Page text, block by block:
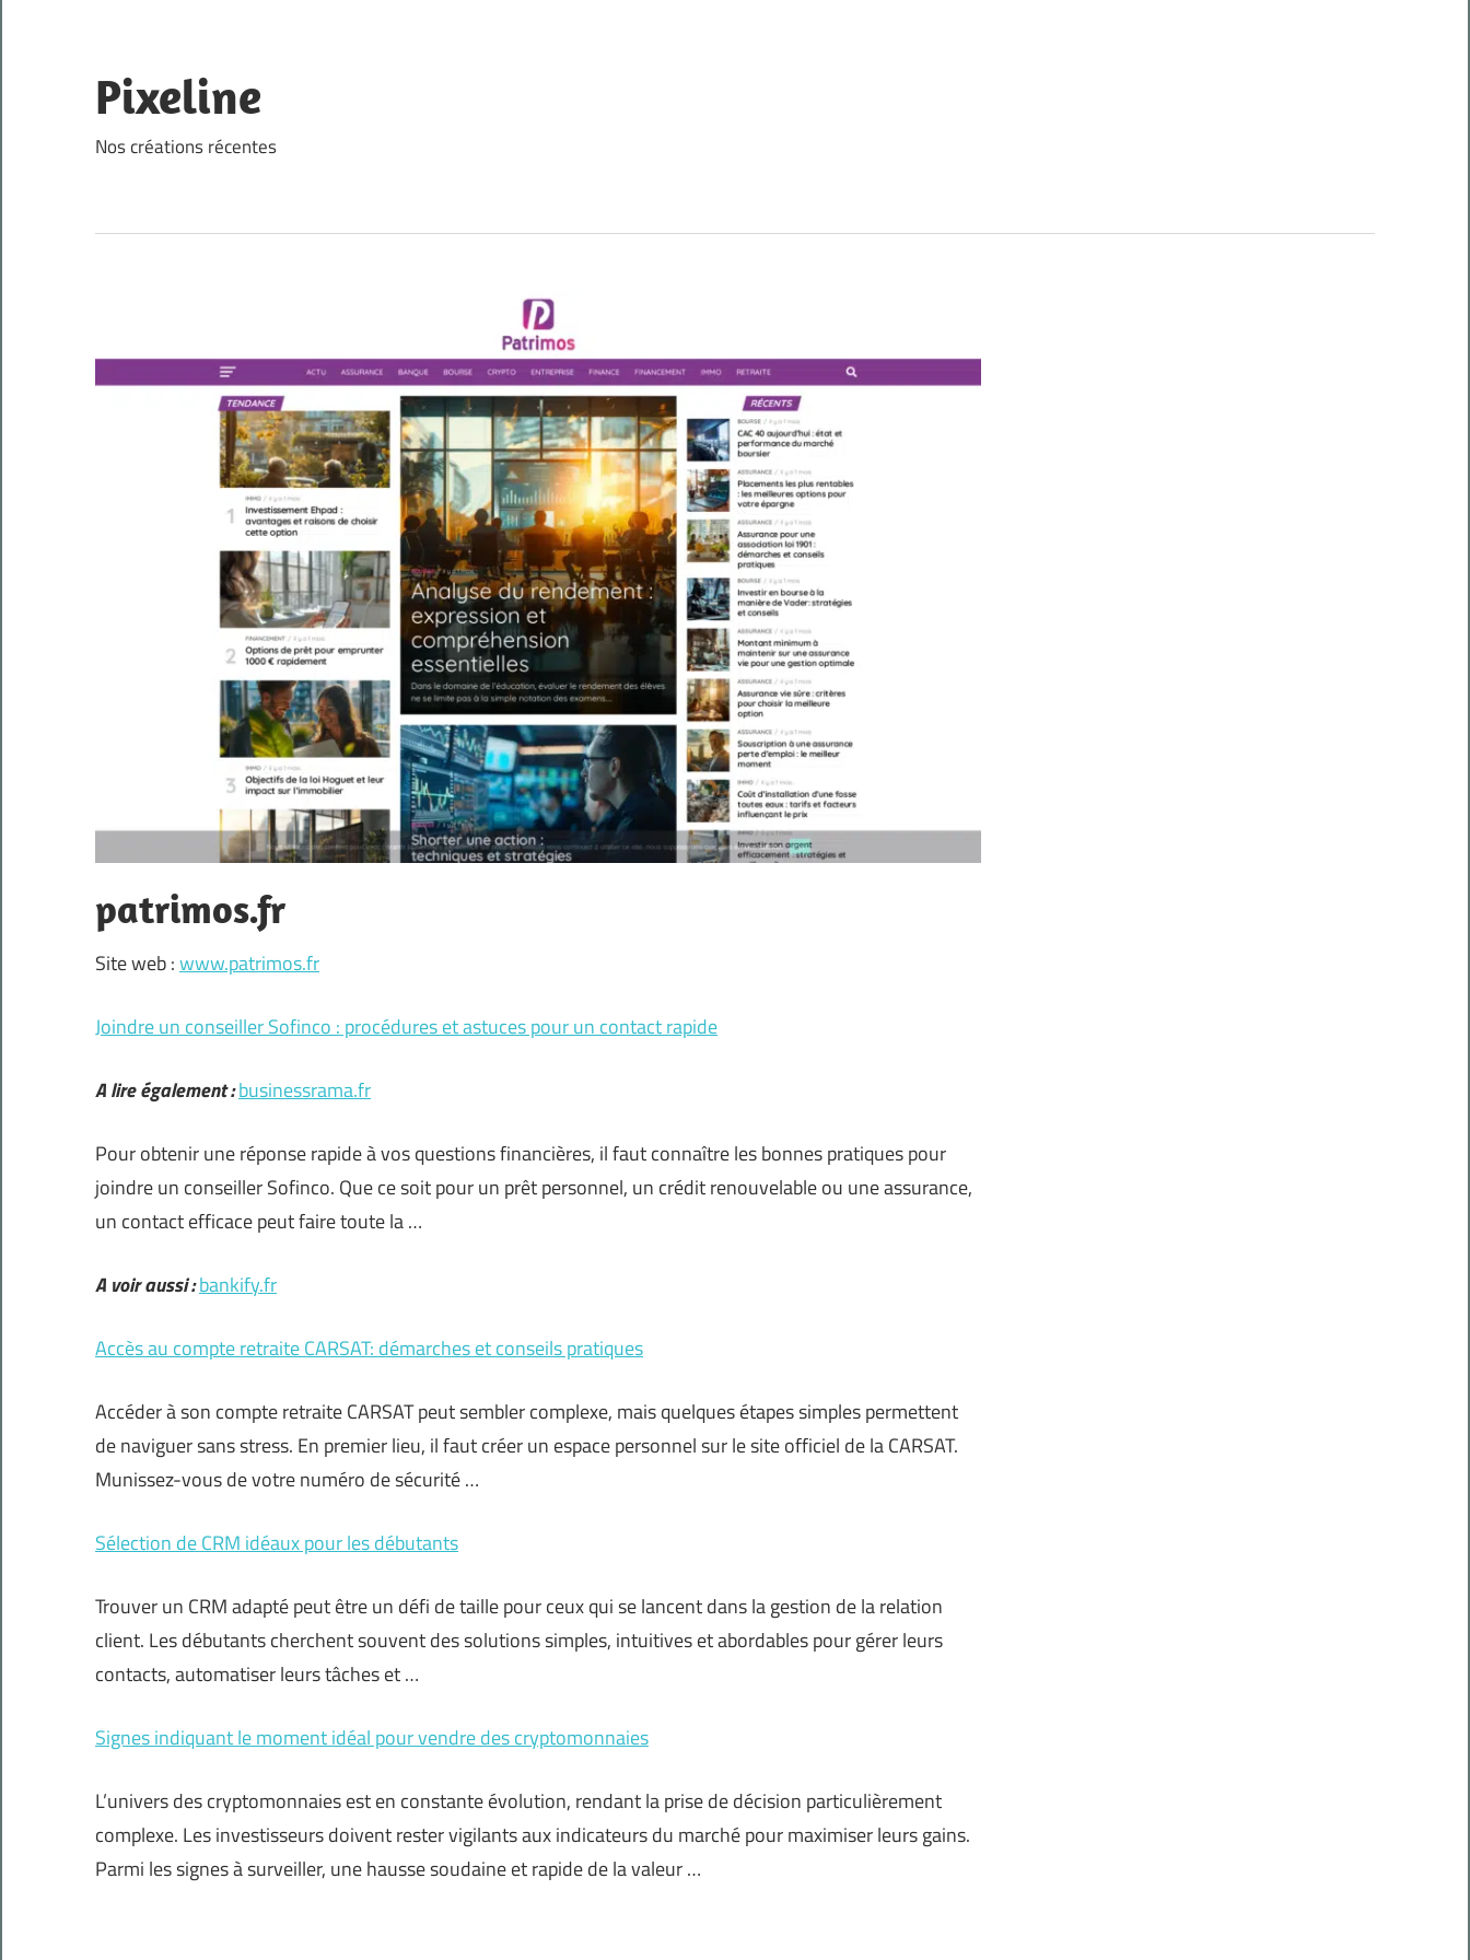
content
Pixeline
Nos créations récentes
patrimos.fr
Site web :www.patrimos.fr
Joindre un conseiller Sofinco : procédures et astuces pour un contact rapide
A lire également :businessrama.fr
Pour obtenir une réponse rapide à vos questions financières, il faut connaître les bonnes pratiques pour
joindre un conseiller Sofinco. Que ce soit pour un prêt personnel, un crédit renouvelable ou une assurance,
un contact efficace peut faire toute la …
A voir aussi :bankify.fr
Accès au compte retraite CARSAT: démarches et conseils pratiques
Accéder à son compte retraite CARSAT peut sembler complexe, mais quelques étapes simples permettent
de naviguer sans stress. En premier lieu, il faut créer un espace personnel sur le site officiel de la CARSAT.
Munissez-vous de votre numéro de sécurité …
Sélection de CRM idéaux pour les débutants
Trouver un CRM adapté peut être un défi de taille pour ceux qui se lancent dans la gestion de la relation
client. Les débutants cherchent souvent des solutions simples, intuitives et abordables pour gérer leurs
contacts, automatiser leurs tâches et …
Signes indiquant le moment idéal pour vendre des cryptomonnaies
L’univers des cryptomonnaies est en constante évolution, rendant la prise de décision particulièrement
complexe. Les investisseurs doivent rester vigilants aux indicateurs du marché pour maximiser leurs gains.
Parmi les signes à surveiller, une hausse soudaine et rapide de la valeur …